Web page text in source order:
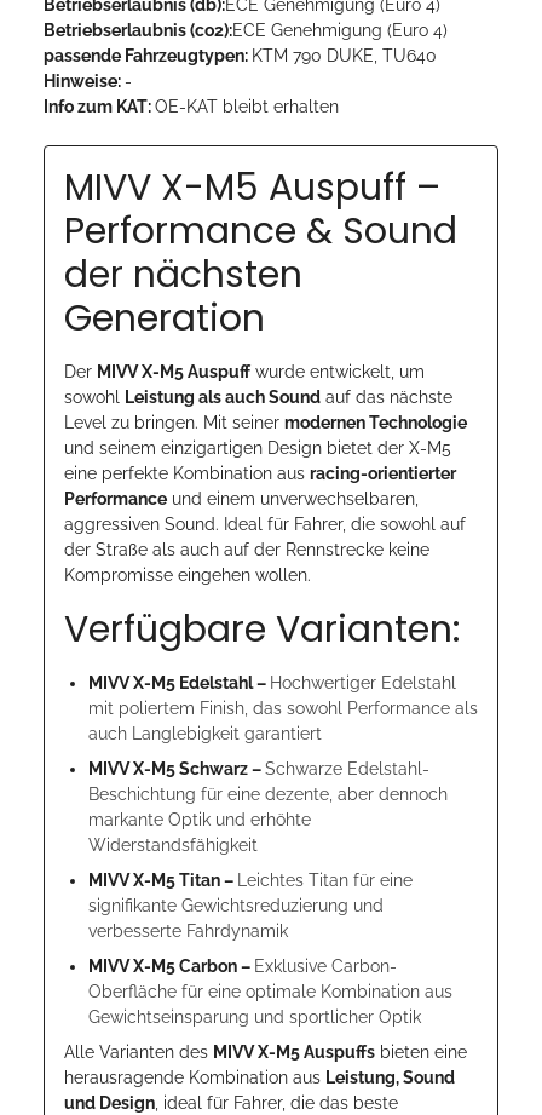
Betriebserlaubnis (db):ECE Genehmigung (Euro 4)
Betriebserlaubnis (co2):ECE Genehmigung (Euro 4)
passende Fahrzeugtypen: KTM 790 DUKE, TU640
Hinweise: -
Info zum KAT:OE-KAT bleibt erhalten
MIVV X-M5 Auspuff –
Performance & Sound
der nächsten
Generation
Der MIVV X-M5 Auspuff wurde entwickelt, um
sowohl
Leistung als auch Sound auf das nächste
Level zu bringen. Mit seiner modernen Technologie
und seinem einzigartigen Design bietet der X-M5
eine perfekte Kombination aus racing-orientierter
Performance und einem unverwechselbaren,
aggressiven Sound. Ideal für Fahrer, die sowohl auf
der Straße als auch auf der Rennstrecke keine
Kompromisse eingehen wollen.
Verfügbare Varianten:
MIVV X-M5 Edelstahl – Hochwertiger Edelstahl
mit poliertem Finish, das sowohl Performance als
auch Langlebigkeit garantiert
MIVV X-M5 Schwarz –Schwarze Edelstahl-
Beschichtung für eine dezente, aber dennoch
markante Optik und erhöhte
Widerstandsfähigkeit
MIVV X-M5 Titan –
Leichtes Titan für eine
signifikante Gewichtsreduzierung und
verbesserte Fahrdynamik
MIVV X-M5 Carbon – Exklusive Carbon-
Oberfläche für eine optimale Kombination aus
Gewichtseinsparung und sportlicher Optik
Alle Varianten des MIVV X-M5 Auspuffs bieten eine
herausragende Kombination aus Leistung, Sound
und Design , ideal für Fahrer, die das beste